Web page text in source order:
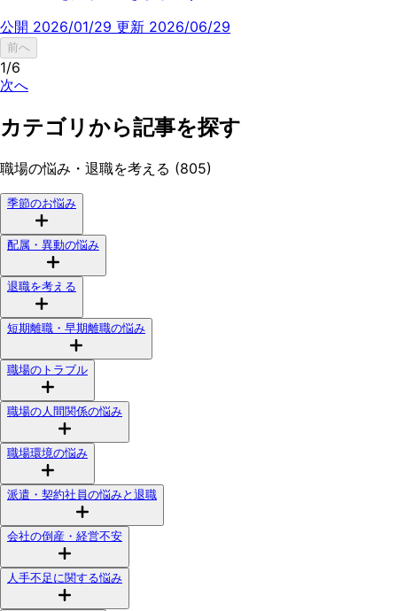
公開 2026/01/29 更新 2026/06/29
前へ
1/6
次へ
カテゴリから記事を探す
職場の悩み・退職を考える (805)
季節のお悩み
配属・異動の悩み
退職を考える
短期離職・早期離職の悩み
職場のトラブル
職場の人間関係の悩み
職場環境の悩み
派遣・契約社員の悩みと退職
会社の倒産・経営不安
人手不足に関する悩み